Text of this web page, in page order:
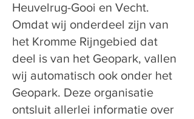
Heuvelrug-Gooi en Vecht.
Omdat wij onderdeel zijn van
het Kromme Rijngebied dat
deel is van het Geopark, vallen
wij automatisch ook onder het
Geopark. Deze organisatie
ontsluit allerlei informatie over